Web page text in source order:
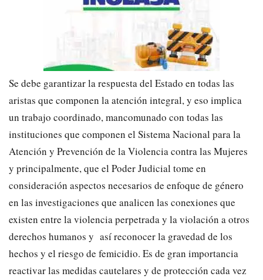
Se debe garantizar la respuesta del Estado en todas las
aristas que componen la atención integral, y eso implica
un trabajo coordinado, mancomunado con todas las
instituciones que componen el Sistema Nacional para la
Atención y Prevención de la Violencia contra las Mujeres
y principalmente, que el Poder Judicial tome en
consideración aspectos necesarios de enfoque de género
en las investigaciones que analicen las conexiones que
existen entre la violencia perpetrada y la violación a otros
derechos humanos y así reconocer la gravedad de los
hechos y el riesgo de femicidio. Es de gran importancia
reactivar las medidas cautelares y de protección cada vez